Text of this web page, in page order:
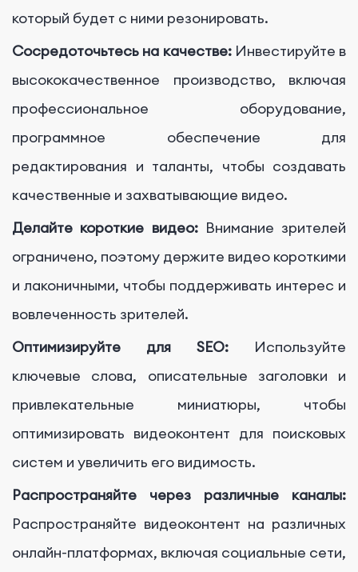
который будет с ними резонировать.
Сосредоточьтесь на качестве:Инвестируйте в
высококачественное производство, включая
профессиональное оборудование,
программное обеспечение для
редактирования и таланты, чтобы создавать
качественные и захватывающие видео.
Делайте короткие видео:Внимание зрителей
ограничено, поэтому держите видео короткими
и лаконичными, чтобы поддерживать интерес и
вовлеченность зрителей.
Оптимизируйте для SEO: Используйте
ключевые слова, описательные заголовки и
привлекательные миниатюры, чтобы
оптимизировать видеоконтент для поисковых
систем и увеличить его видимость.
Распространяйте через различные каналы:
Распространяйте видеоконтент на различных
онлайн-платформах, включая социальные сети,